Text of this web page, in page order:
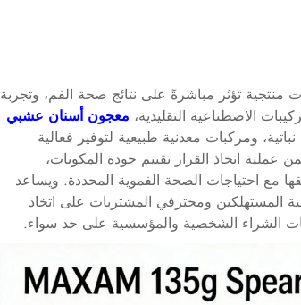
منتجية تؤثر مباشرةً على نتائج صحة الفم، وتجربة
الاصطناعية التقليدية، معجون أسنان عشبي
ومركبات معدنية طبيعية لتوفير فعالية
عملية اتخاذ القرار تقييم جودة المكونات،
مع احتياجات الصحة الفموية المحددة. ويساعد
المستهلكين ومحترفي المشتريات على اتخاذ
الشراء الشخصية والمؤسسية على حد سواء.